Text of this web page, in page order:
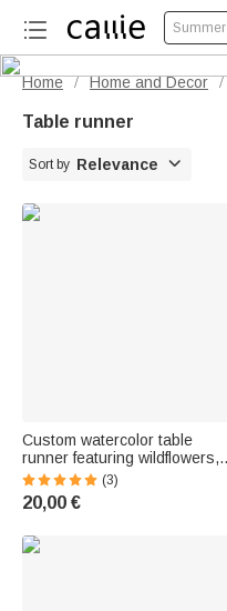
Summer
Home / Home and Decor /
Table runner
Sort by Relevance 
Custom watercolor table
runner featuring wildflowers,
with first name and date –
Table decoration, wedding gift
for a pre-wedding celebration,
newlyweds
(3)
20,00 €